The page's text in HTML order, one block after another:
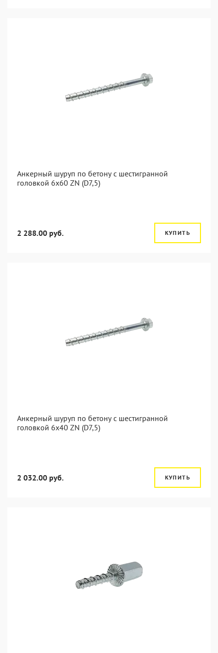
Анкерный шуруп по бетону с шестигранной
головкой 6x60 ZN (D7,5)
2 288.00 руб. КУПИТЬ
Анкерный шуруп по бетону с шестигранной
головкой 6x40 ZN (D7,5)
2 032.00 руб. КУПИТЬ